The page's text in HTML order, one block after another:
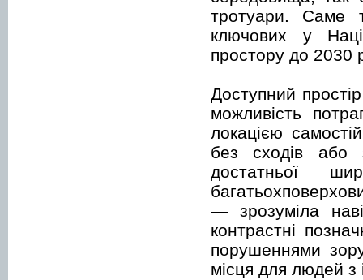
тротуари. Саме
ключових у
простору до 2030
Доступний
можливість
локацією
без сходів або
достатньої
— зрозуміла
контрастні
порушеннями
місця для людей з